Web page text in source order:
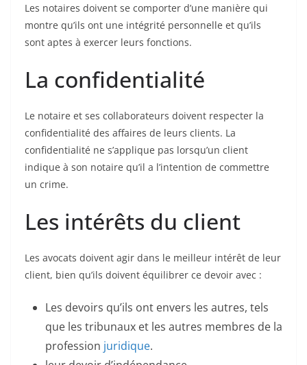
Les notaires doivent se comporter d’une manière qui
montre qu’ils ont une intégrité personnelle et qu’ils
sont aptes à exercer leurs fonctions.
La confidentialité
Le notaire et ses collaborateurs doivent respecter la
confidentialité des affaires de leurs clients. La
confidentialité ne s’applique pas lorsqu’un client
indique à son notaire qu’il a l’intention de commettre
un crime.
Les intérêts du client
Les avocats doivent agir dans le meilleur intérêt de leur
client, bien qu’ils doivent équilibrer ce devoir avec :
Les devoirs qu’ils ont envers les autres, tels
que les tribunaux et les autres membres de la
profession juridique.